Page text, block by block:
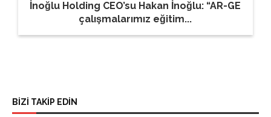
İnoğlu Holding CEO’su Hakan İnoğlu: “AR-GE
çalışmalarımız eğitim...
BİZİ TAKİP EDİN